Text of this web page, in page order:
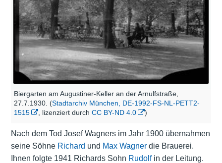
Biergarten am Augustiner-Keller an der Arnulfstraße,
27.7.1930. (Stadtarchiv München, DE-1992-FS-NL-PETT2-
1515
, lizenziert durchCC BY-ND 4.0 )
Nach dem Tod Josef Wagners im Jahr 1900 übernahmen
seine Söhne Richard und Max Wagnerdie Brauerei.
Ihnen folgte 1941 Richards Sohn Rudolfin der Leitung.